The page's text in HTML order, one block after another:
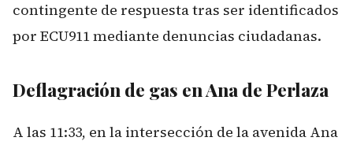
contingente de respuesta tras ser identificados
por ECU911 mediante denuncias ciudadanas.
Deflagración de gas en Ana de Perlaza
A las 11:33, en la intersección de la avenida Ana